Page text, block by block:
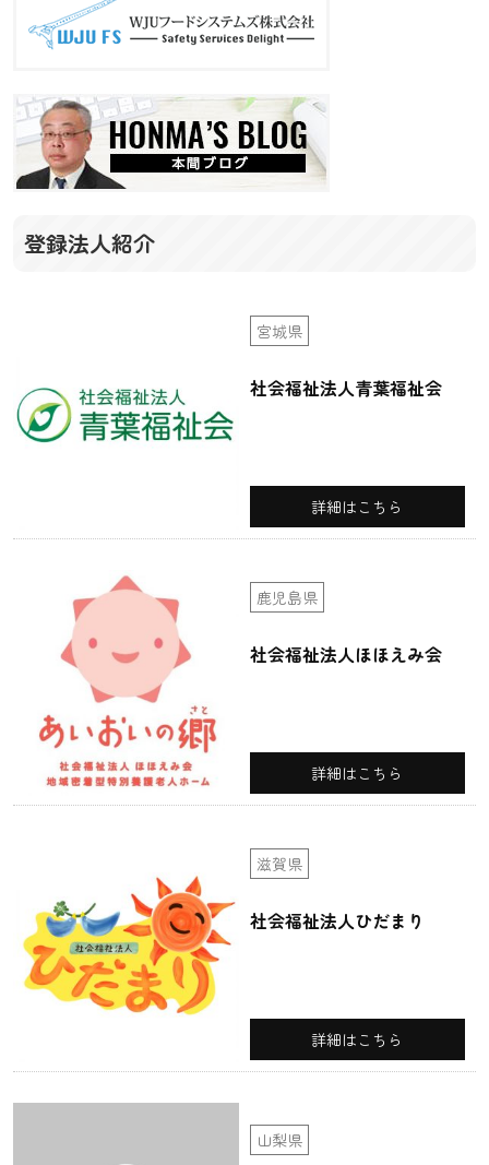
登録法人紹介
宮城県
社会福祉法人青葉福祉会
詳細はこちら
鹿児島県
社会福祉法人ほほえみ会
詳細はこちら
滋賀県
社会福祉法人ひだまり
詳細はこちら
山梨県